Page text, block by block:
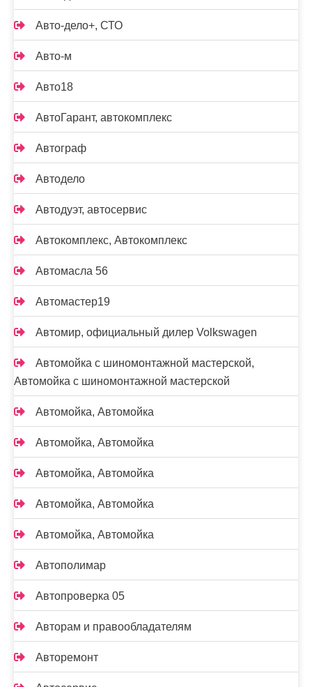
Авто-дело+, СТО
Авто-м
Авто18
АвтоГарант, автокомплекс
Автограф
Автодело
Автодуэт, автосервис
Автокомплекс, Автокомплекс
Автомасла 56
Автомастер19
Автомир, официальный дилер Volkswagen
Автомойка с шиномонтажной мастерской,
Автомойка с шиномонтажной мастерской
Автомойка, Автомойка
Автомойка, Автомойка
Автомойка, Автомойка
Автомойка, Автомойка
Автомойка, Автомойка
Автополимар
Автопроверка 05
Авторам и правообладателям
Авторемонт